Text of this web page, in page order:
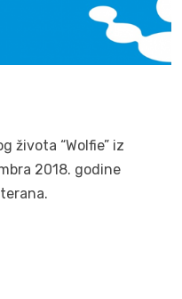
života “Wolfie” iz
2018. godine